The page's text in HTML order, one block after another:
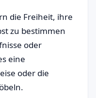
die Freiheit, ihre
zu bestimmen
oder
eine
oder die